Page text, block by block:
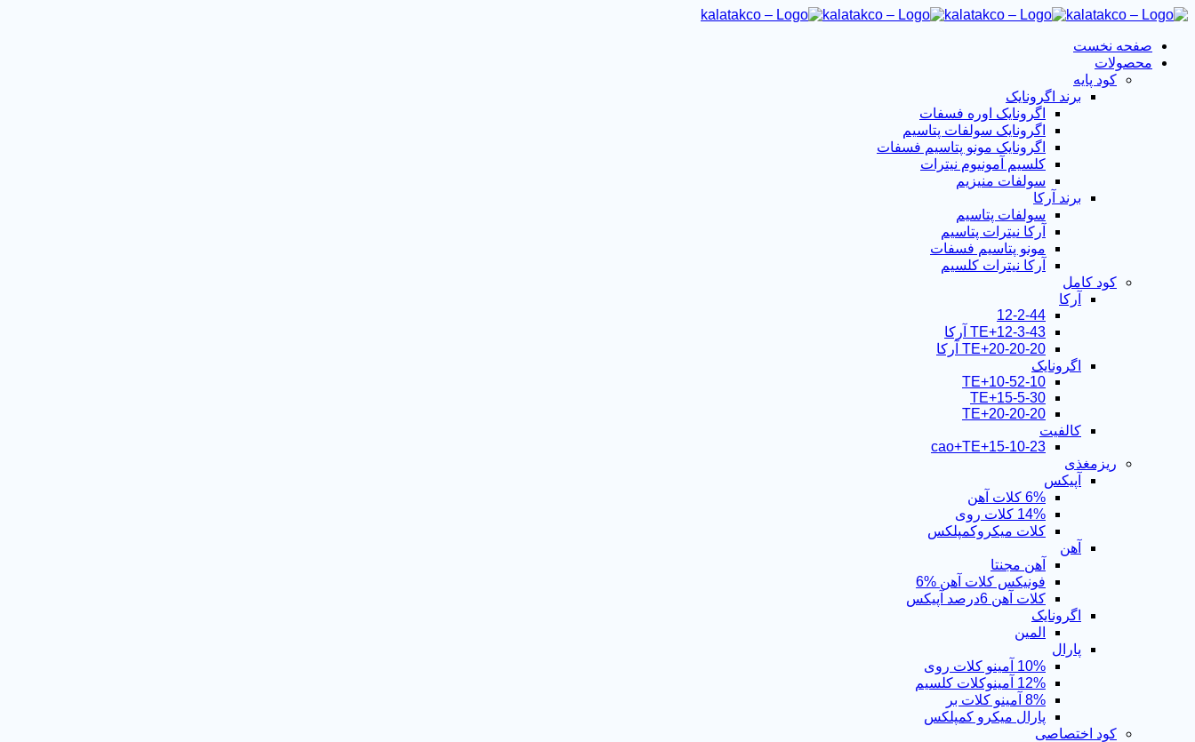
صفحه نخست
محصولات
کود پایه
برند اگرونایک
اگرونایک اوره فسفات
اگرونایک سولفات پتاسیم
اگرونایک مونو پتاسیم فسفات
کلسیم آمونیوم نیترات
سولفات منیزیم
برند آرکا
سولفات پتاسیم
آرکا نیترات پتاسیم
مونو پتاسیم فسفات
آرکا نیترات کلسیم
کود کامل
آرکا
12-2-44
12-3-43+TE آرکا
20-20-20+TE آرکا
اگرونایک
10-52-10+TE
15-5-30+TE
TE+20-20-20
کالفیت
15-10-23+cao+TE
ریزمغذی
آپیکس
6% کلات آهن
14% کلات روی
کلات میکروکمپلکس
آهن
آهن مجنتا
فونیکس کلات آهن %6
کلات آهن 6درصد آپیکس
اگرونایک
المین
پارال
10% آمینو کلات روی
12% آمینوکلات کلسیم
8% آمینو کلات بر
پارال میکرو کمپلکس
کود اختصاصی